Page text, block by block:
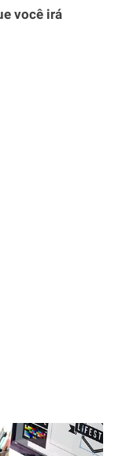
você irá